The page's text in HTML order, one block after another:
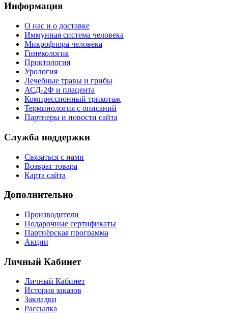
Информация
О нас и о доставке
Иммунная система человека
Микрофлора человека
Гинекология
Проктология
Урология
Лечебные травы и грибы
АСД-2Ф и плацента
Компрессионный трикотаж
Терминология с описаний
Партнеры и новости сайта
Служба поддержки
Связаться с нами
Возврат товара
Карта сайта
Дополнительно
Производители
Подарочные сертификаты
Партнёрская программа
Акции
Личный Кабинет
Личный Кабинет
История заказов
Закладки
Рассылка